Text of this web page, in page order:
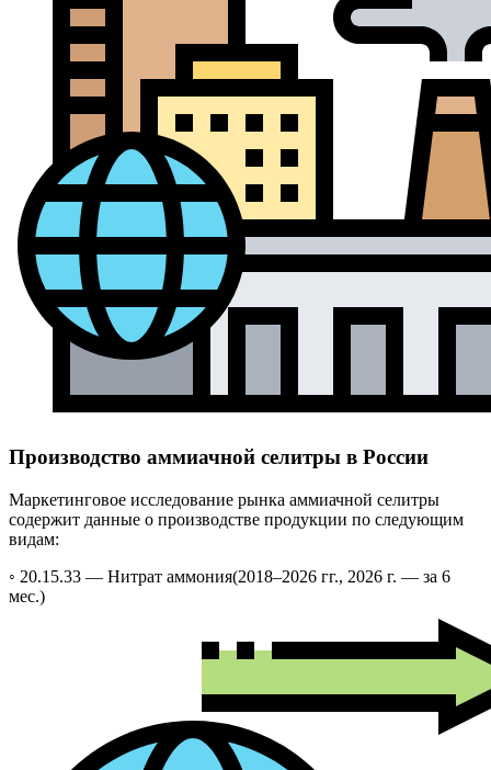
Производство аммиачной селитры в России
Маркетинговое исследование рынка аммиачной селитры
содержит данные о производстве продукции по следующим
видам:
◦ 20.15.33 — Нитрат аммония(2018–2026 гг., 2026 г. — за 6
мес.)